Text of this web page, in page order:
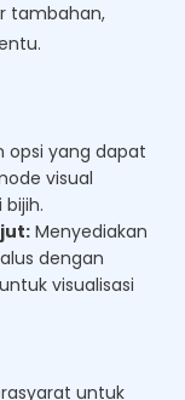
tambahan,
opsi yang dapat
visual
Menyediakan
dengan
visualisasi
untuk